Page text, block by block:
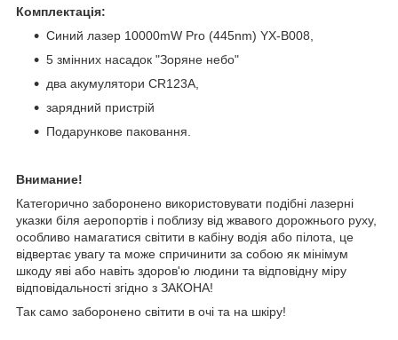
Комплектація:
Синий лазер 10000mW Pro (445nm) YX-B008,
5 змінних насадок "Зоряне небо"
два акумулятори CR123А,
зарядний пристрій
Подарункове паковання.
Внимание!
Категорично заборонено використовувати подібні лазерні
указки біля аеропортів і поблизу від жвавого дорожнього руху,
особливо намагатися світити в кабіну водія або пілота, це
відвертає увагу та може спричинити за собою як мінімум
шкоду яві або навіть здоров'ю людини та відповідну міру
відповідальності згідно з ЗАКОНА!
Так само заборонено світити в очі та на шкіру!